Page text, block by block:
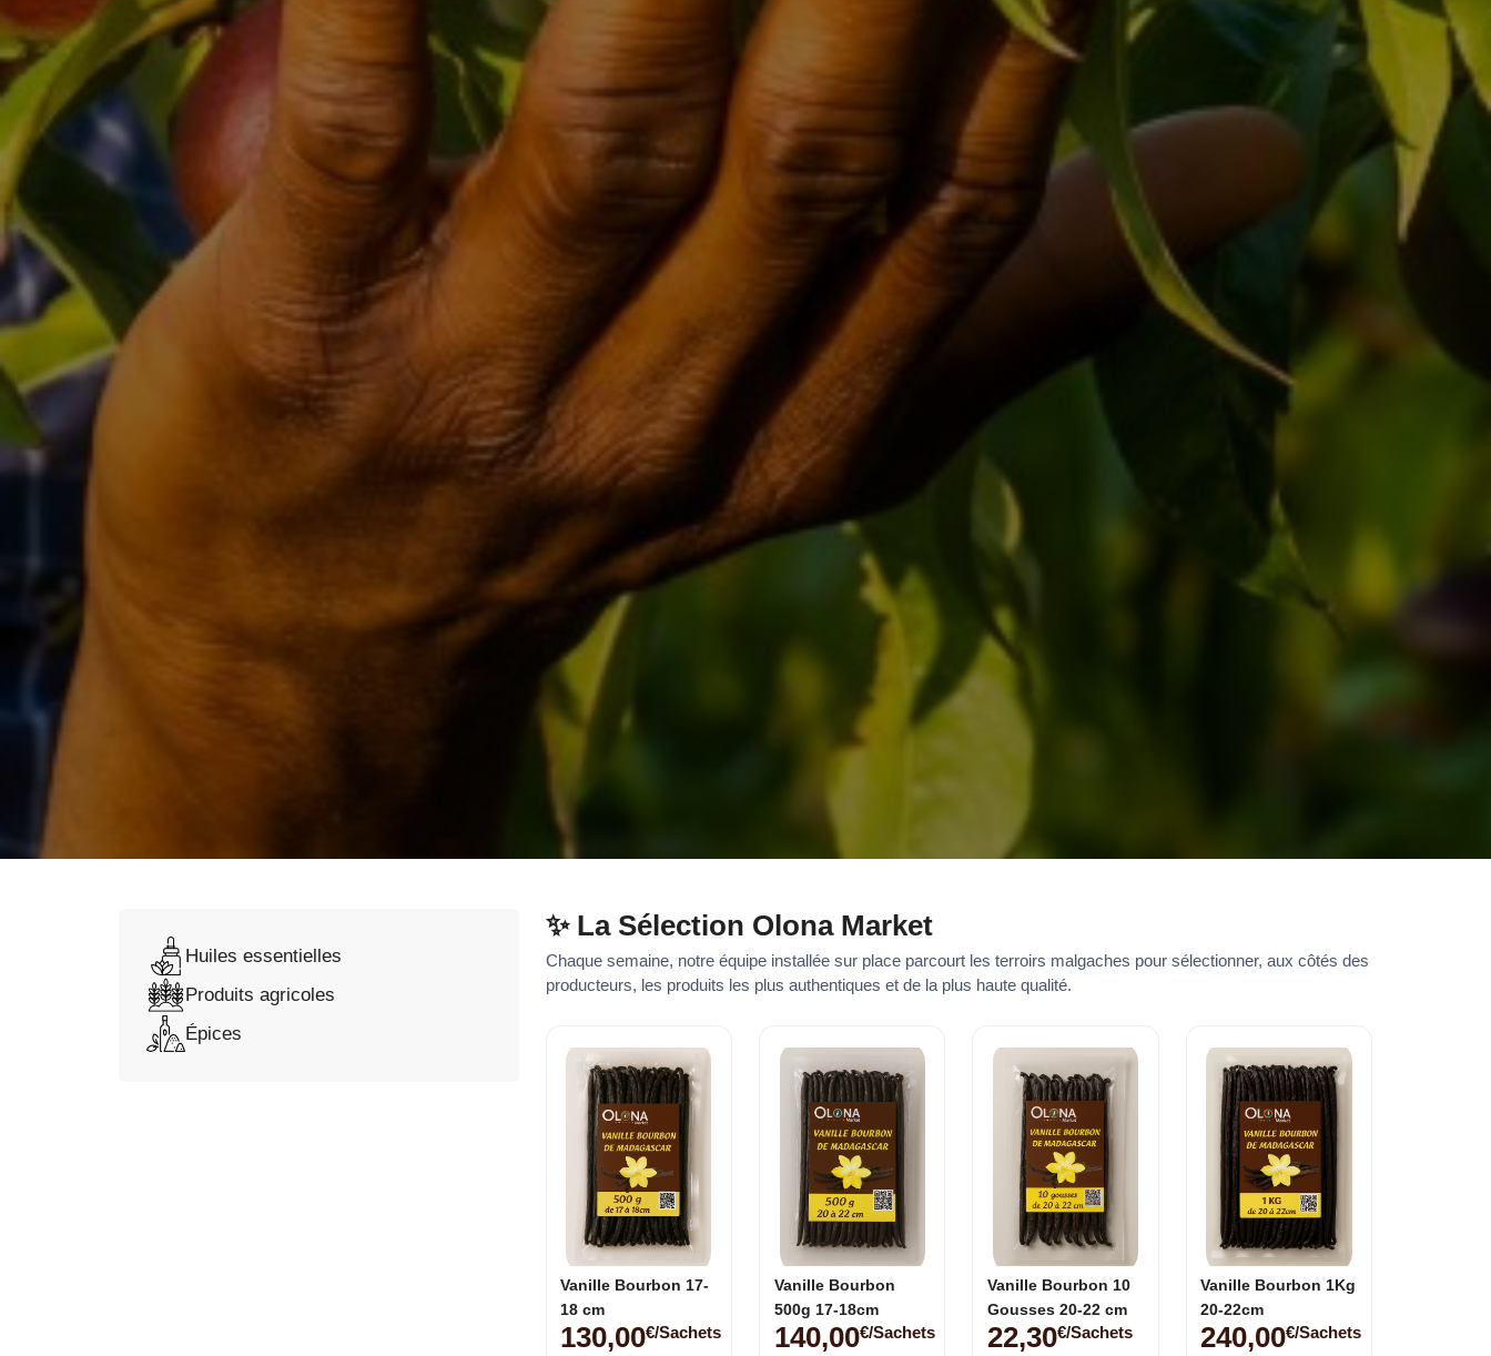
Huiles essentielles
Produits agricoles
Épices
✨ La Sélection Olona Market
Chaque semaine, notre équipe installée sur place parcourt les terroirs malgaches pour sélectionner, aux côtés des
producteurs, les produits les plus authentiques et de la plus haute qualité.
Vanille Bourbon 17-
18 cm
130,00€/sachets
Vanille Bourbon
500g 17-18cm
140,00€/sachets
Vanille Bourbon 10
Gousses 20-22 cm
22,30€/sachets
Vanille Bourbon 1Kg
20-22cm
240,00€/sachets